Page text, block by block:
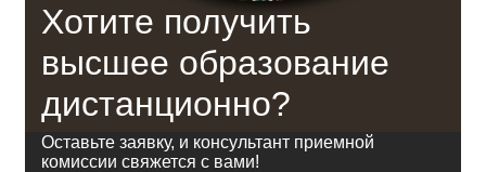
Хотите получить
высшее образование
дистанционно?
Оставьте заявку, и консультант приемной
комиссии свяжется с вами!